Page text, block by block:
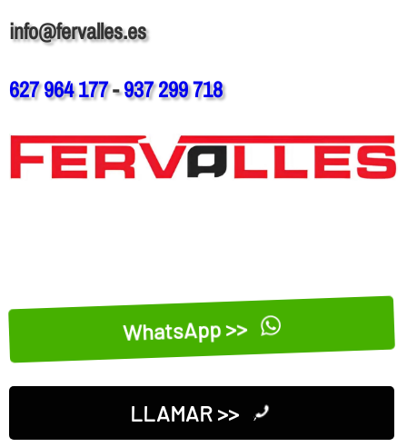
info@fervalles.es
627 964 177-937 299 718
WhatsApp >>
LLAMAR >>